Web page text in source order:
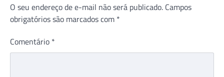
O seu endereço de e-mail não será publicado. Campos
obrigatórios são marcados com *
Comentário *